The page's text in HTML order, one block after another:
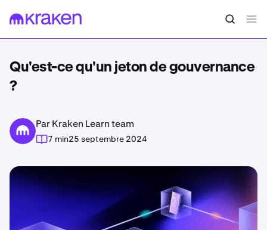
Qu'est-ce qu'un jeton de gouvernance
?
Par Kraken Learn team
7 min25 septembre 2024